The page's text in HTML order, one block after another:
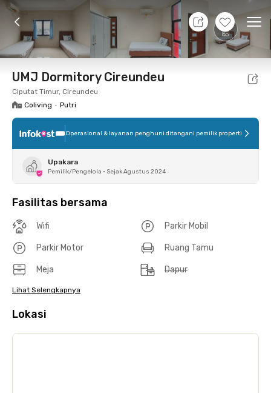
+5
9 Agt 26 - Belum tahu
Foto Fasilitas bersama Lokasi Kamar
UMJ Dormitory Cireundeu
Ciputat Timur, Cireundeu
Coliving • Putri
Operasional & layanan penghuni ditangani pemilik properti
Upakara
Pemilik/Pengelola • Sejak Agustus 2024
Fasilitas bersama
Wifi Parkir Mobil
Parkir Motor Ruang Tamu
Meja Dapur
Lihat Selengkapnya
Lokasi